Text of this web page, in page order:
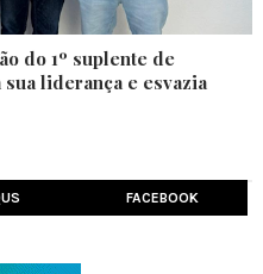
do 1º suplente de
liderança e esvazia
FACEBOOK